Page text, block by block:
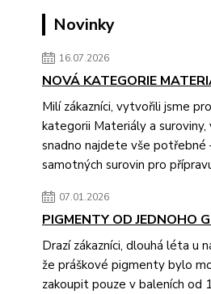
Novinky
16.07.2026
NOVÁ KATEGORIE
Milí zákazníci, vytvořili jsme
kategorii Materiály a
snadno najdete vše potřebné
samotných surovin pro
07.01.2026
PIGMENTY OD JEDNOHO
Drazí zákazníci, dlouhá léta u
že práškové pigmenty bylo
zakoupit pouze v baleních od